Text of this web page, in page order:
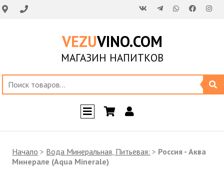
VEZUVINO.COM
МАГАЗИН НАПИТКОВ
Начало > Вода Минеральная, Питьевая: > Россия - Аква
Минерале (Aqua Minerale)